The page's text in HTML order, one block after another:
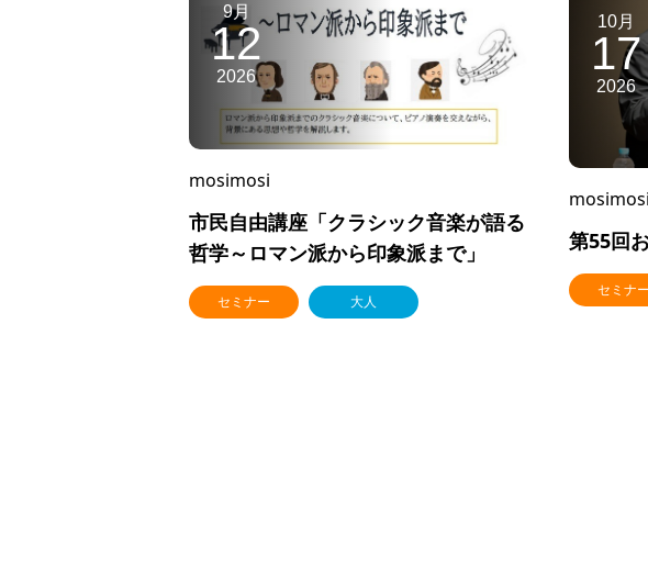
9月
12
2026
mosimosi
市民自由講座「クラシック音楽が語る
哲学～ロマン派から印象派まで」
セミナー 大人
10月
17
2026
mosimosi
第55回
セミナー